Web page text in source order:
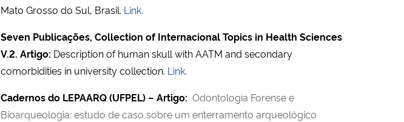
Mato Grosso do Sul, Brasil. Link.
Seven Publicações, Collection of Internacional Topics in Health Sciences
V.2. Artigo: Description of human skull with AATM and secondary
comorbidities in university collection. Link.
Cadernos do LEPAARQ (UFPEL) – Artigo: Odontologia Forense e
Bioarqueologia: estudo de caso sobre um enterramento arqueológico